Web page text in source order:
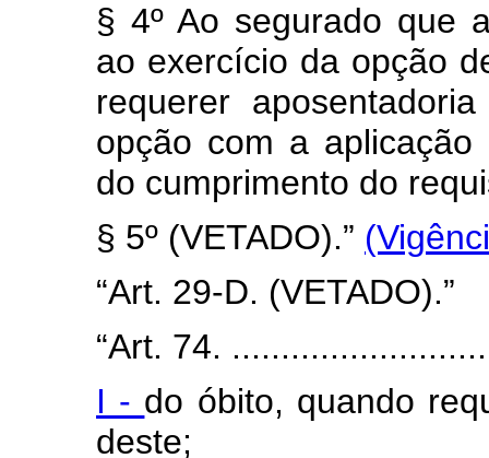
§ 4º Ao segurado que
ao exercício da opção
requerer
opção com a
do cumprimento do
§ 5º (VETADO).”
“Art. 29-D. (VETADO).”
“Art. 74.
I - do óbito, quando
deste;